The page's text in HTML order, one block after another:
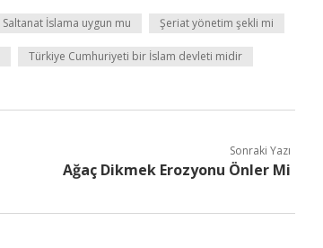
Saltanat İslama uygun mu Şeriat yönetim şekli mi
Türkiye Cumhuriyeti bir İslam devleti midir
Sonraki Yazı
Ağaç Dikmek Erozyonu Önler Mi